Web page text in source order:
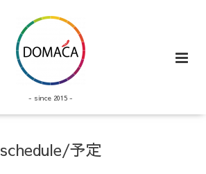
- since 2015 -
schedule/予定